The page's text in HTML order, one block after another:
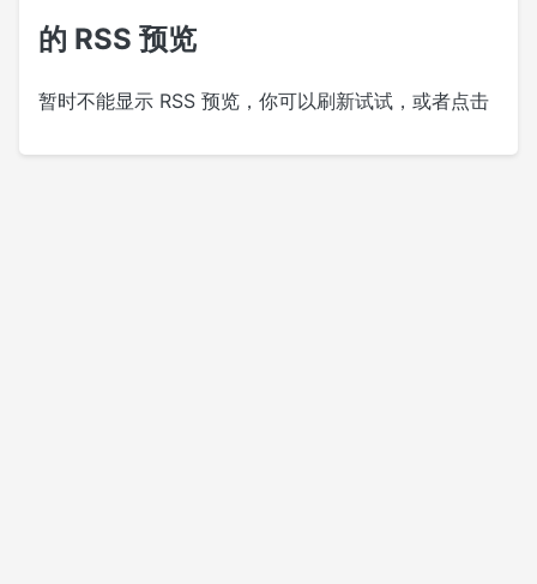
的 RSS 预览
暂时不能显示 RSS 预览，你可以刷新试试，或者点击